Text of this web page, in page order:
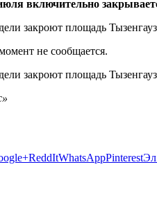
включительно
не сообщается.
ReddItWhatsAppPinterest